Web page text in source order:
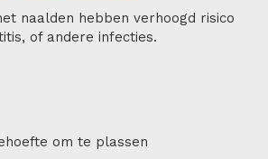
naalden hebben verhoogd risico
of andere infecties.
om te plassen